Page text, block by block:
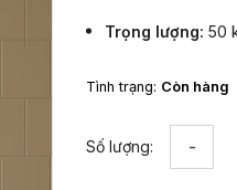
Trọng lượng 50
Tình trạng: Còn hàng
Số lượng: